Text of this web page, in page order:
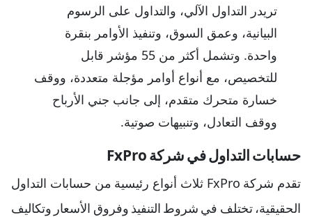
تريدر التداول الآلي، والتداول على الرسوم
البيانية، وعمق السوق، وتنفيذ الأوامر بنقرة
واحدة. وتشمل أكثر من 55 مؤشر قابل
للتخصيص، مع أنواع أوامر مؤجلة متعددة، ووقف
خسارة متحرك متقدم، إلى جانب جني الأرباح
ووقف التعادل، وتنبيهات صوتية.
حسابات التداول في شركة FxPro
تقدم شركة FxPro ثلاث أنواع رئيسية من حسابات التداول
الحقيقية، تختلف في شروط التنفيذ وفروق الأسعار وتكاليف